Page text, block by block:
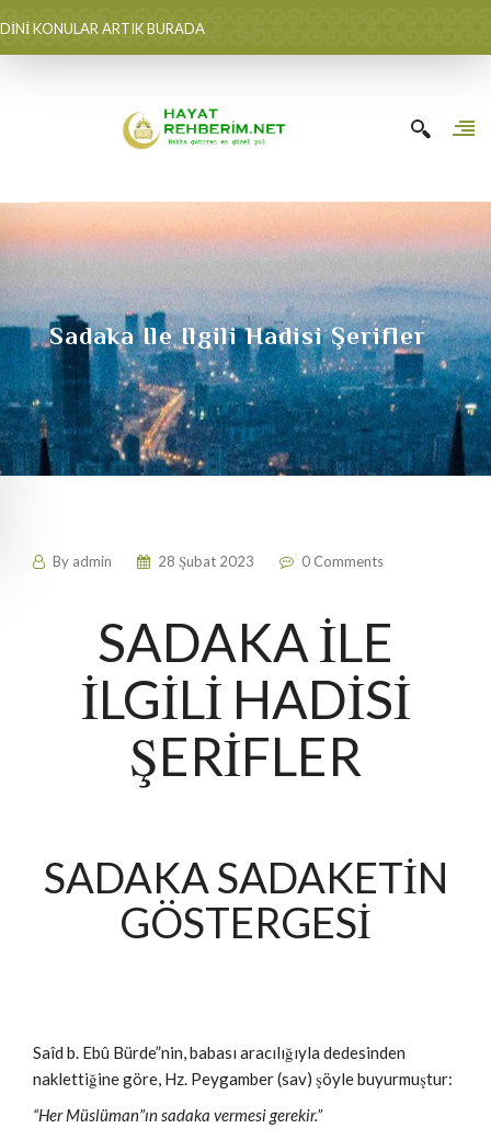
DİNİ KONULAR ARTIK BURADA
Sadaka Ile Ilgili Hadisi Şerifler
By admin 28 Şubat 2023 0 Comments
SADAKA İLE
İLGİLİ HADİSİ
ŞERİFLER
SADAKA SADAKETİN
GÖSTERGESİ
Saîd b. Ebû Bürde”nin, babası aracılığıyla dedesinden
naklettiğine göre, Hz. Peygamber (sav) şöyle buyurmuştur:
“Her Müslüman”ın sadaka vermesi gerekir.”